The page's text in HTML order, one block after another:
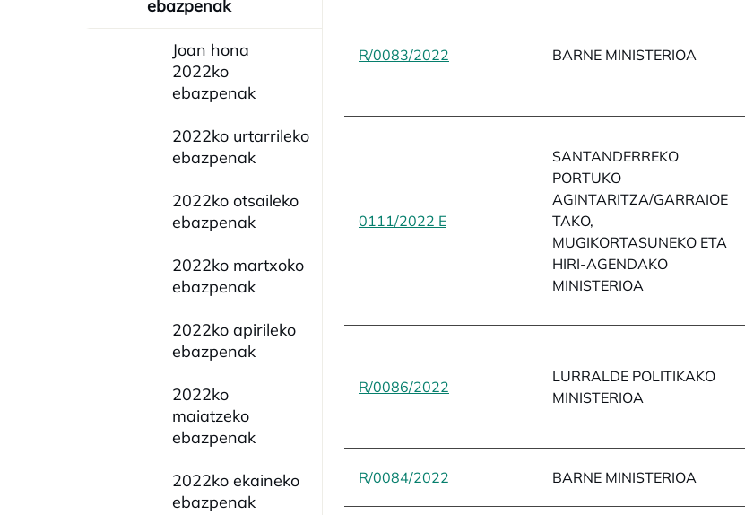
ebazpenak
Joan hona
2022ko
ebazpenak
2022ko urtarrileko
ebazpenak
2022ko otsaileko
ebazpenak
2022ko martxoko
ebazpenak
2022ko apirileko
ebazpenak
2022ko
maiatzeko
ebazpenak
2022ko ekaineko
ebazpenak
R/0083/2022 opens in a new tabBARNE MINISTERIOA
0111/2022 E opens in a new tab
SANTANDERREKO
PORTUKO
AGINTARITZA/GARRAIOE
TAKO,
MUGIKORTASUNEKO ETA
HIRI-AGENDAKO
MINISTERIOA
R/0086/2022 opens in a new tab
LURRALDE POLITIKAKO
MINISTERIOA
R/0084/2022 opens in a new tabBARNE MINISTERIOA